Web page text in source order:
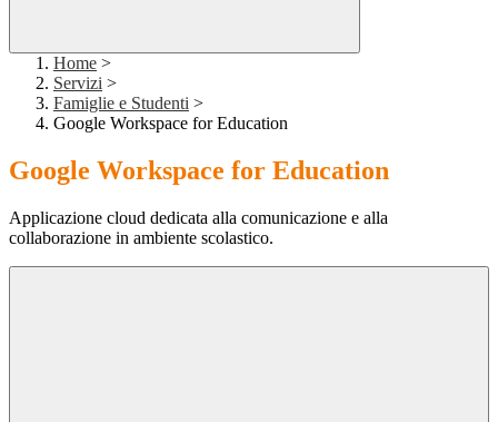
Home >
Servizi >
Famiglie e Studenti >
Google Workspace for Education
Google Workspace for Education
Applicazione cloud dedicata alla comunicazione e alla
collaborazione in ambiente scolastico.